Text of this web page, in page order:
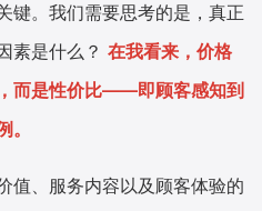
键。我们需要思考的是，真正
素是什么？ 在我看来，价格
而是性价比——即顾客感知到
值、服务内容以及顾客体验的